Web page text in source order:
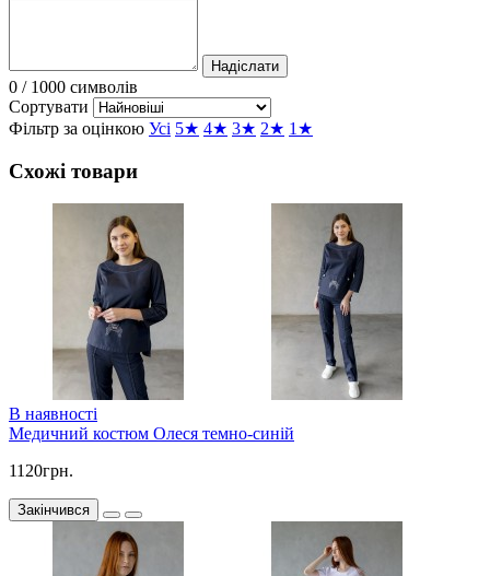
Надіслати
0 / 1000 символів
Сортувати
Фільтр за оцінкою Усі 5★ 4★ 3★ 2★ 1★
Схожі товари
В наявності
Медичний костюм Олеся темно-синiй
1120грн.
Закінчився